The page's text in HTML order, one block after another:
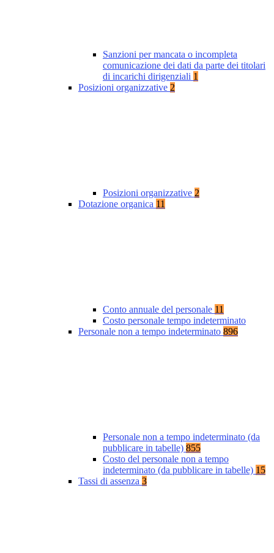
Sanzioni per mancata o incompleta
comunicazione dei dati da parte dei titolari
di incarichi dirigenziali 1
Posizioni organizzative 2
Posizioni organizzative 2
Dotazione organica 11
Conto annuale del personale 11
Costo personale tempo indeterminato
Personale non a tempo indeterminato 896
Personale non a tempo indeterminato (da
pubblicare in tabelle) 855
Costo del personale non a tempo
indeterminato (da pubblicare in tabelle) 15
Tassi di assenza 3